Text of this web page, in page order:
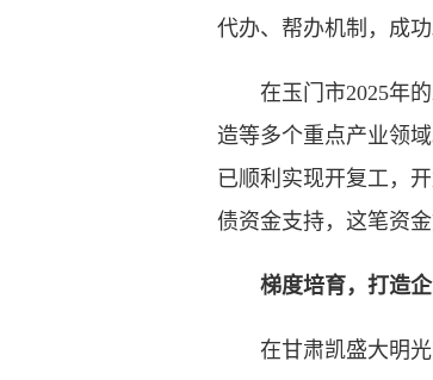
代办、帮办机制，成
在玉门市2025年的
造等多个重点产业领
已顺利实现开复工，
债资金支持，这笔资
梯度培育，打造
在甘肃凯盛大明光